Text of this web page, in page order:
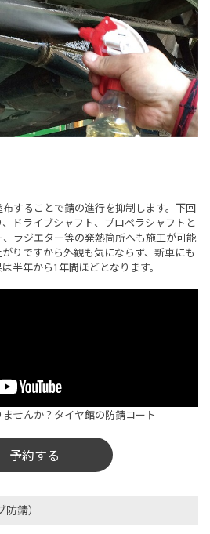
することで錆の進行を抑制します。下回
ドライブシャフト、プロペラシャフトと
ラジエター等の発熱箇所へも施工が可能
りですから外観も気にならず、新車にも
半年から1年間ほどとなります。
せんか？タイヤ館の防錆コート
予約する
錆）​